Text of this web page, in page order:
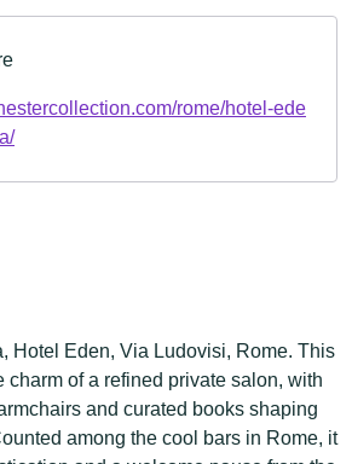
rome/hotel-ede
Hotel Eden, Via Ludovisi, Rome. This
charm of a refined private salon, with
and curated books shaping
among the cool bars in Rome, it